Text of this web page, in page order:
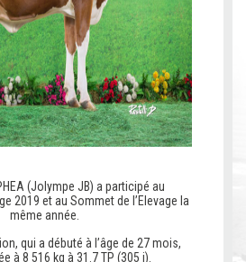
(Jolympe JB) a participé au
2019 et au Sommet de l’Elevage la
même année.
qui a débuté à l’âge de 27 mois,
à 8 516 kg à 31.7 TP (305 j).